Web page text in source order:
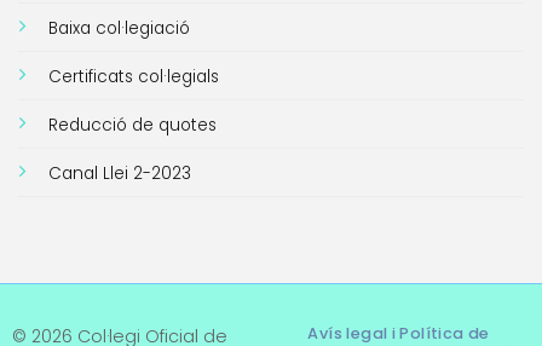
Baixa col·legiació
Certificats col·legials
Reducció de quotes
Canal Llei 2-2023
© 2026 Col·legi Oficial de Avís legal i Política de